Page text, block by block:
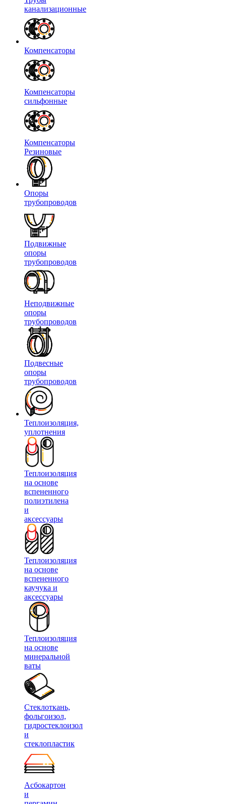
канализационные
Компенсаторы
Компенсаторы
сильфонные
Компенсаторы
Резиновые
Опоры
трубопроводов
Подвижные
опоры
трубопроводов
Неподвижные
опоры
трубопроводов
Подвесные
опоры
трубопроводов
Теплоизоляция,
уплотнения
Теплоизоляция
на основе
вспененного
полиэтилена
и
аксессуары
Теплоизоляция
на основе
вспененного
каучука и
аксессуары
Теплоизоляция
на основе
минеральной
ваты
Стеклоткань,
фольгоизол,
гидростеклоизол
и
стеклопластик
Асбокартон
и